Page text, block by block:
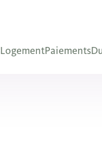
LogementPaiements